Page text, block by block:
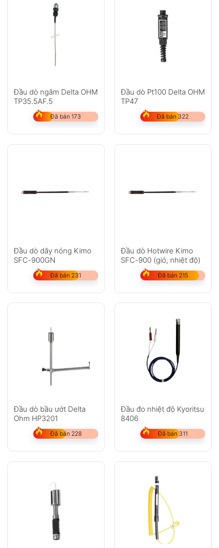
Đầu dò ngâm Delta OHM
TP35.5AF.5
Đã bán 173
Đầu dò Pt100 Delta OHM
TP47
Đã bán 322
Đầu dò dây nóng Kimo
SFC-900GN
Đã bán 231
Đầu dò Hotwire Kimo
SFC-900 (gió, nhiệt độ)
Đã bán 215
Đầu dò bầu ướt Delta
Ohm HP3201
Đã bán 228
Đầu đo nhiệt độ Kyoritsu
8406
Đã bán 311